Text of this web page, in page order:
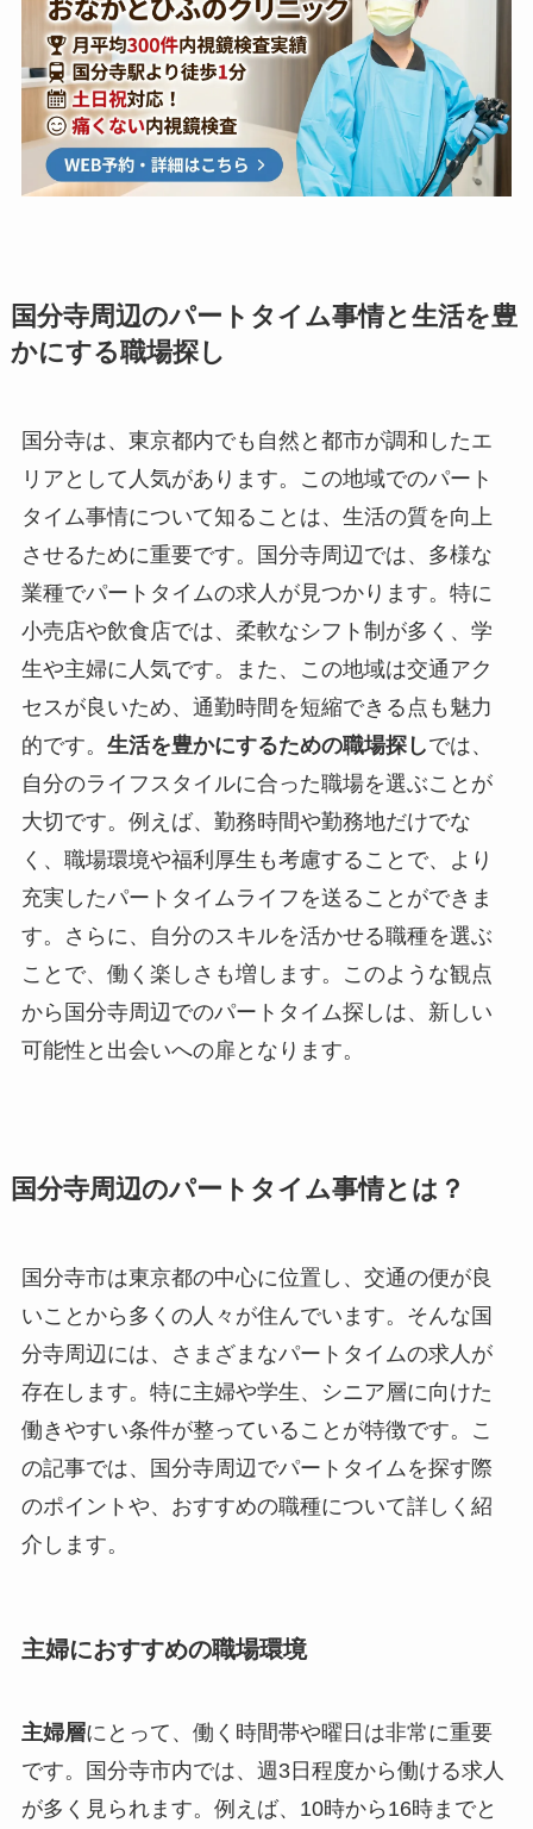
国分寺周辺のパートタイム事情と生活を豊
かにする職場探し
国分寺は、東京都内でも自然と都市が調和したエ
リアとして人気があります。この地域でのパート
タイム事情について知ることは、生活の質を向上
させるために重要です。国分寺周辺では、多様な
業種でパートタイムの求人が見つかります。特に
小売店や飲食店では、柔軟なシフト制が多く、学
生や主婦に人気です。また、この地域は交通アク
セスが良いため、通勤時間を短縮できる点も魅力
的です。 生活を豊かにするための職場探しでは、
自分のライフスタイルに合った職場を選ぶことが
大切です。例えば、勤務時間や勤務地だけでな
く、職場環境や福利厚生も考慮することで、より
充実したパートタイムライフを送ることができま
す。さらに、自分のスキルを活かせる職種を選ぶ
ことで、働く楽しさも増します。このような観点
から国分寺周辺でのパートタイム探しは、新しい
可能性と出会いへの扉となります。
国分寺周辺のパートタイム事情とは？
国分寺市は東京都の中心に位置し、交通の便が良
いことから多くの人々が住んでいます。そんな国
分寺周辺には、さまざまなパートタイムの求人が
存在します。特に主婦や学生、シニア層に向けた
働きやすい条件が整っていることが特徴です。こ
の記事では、国分寺周辺でパートタイムを探す際
のポイントや、おすすめの職種について詳しく紹
介します。
主婦におすすめの職場環境
主婦層にとって、働く時間帯や曜日は非常に重要
です。国分寺市内では、週3日程度から働ける求人
が多く見られます。例えば、10時から16時までと